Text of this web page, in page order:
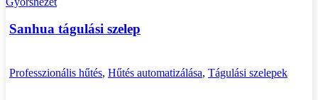
Sanhua tágulási szelep
Professzionális hűtés, Hűtés automatizálása, Tágulási szelepek